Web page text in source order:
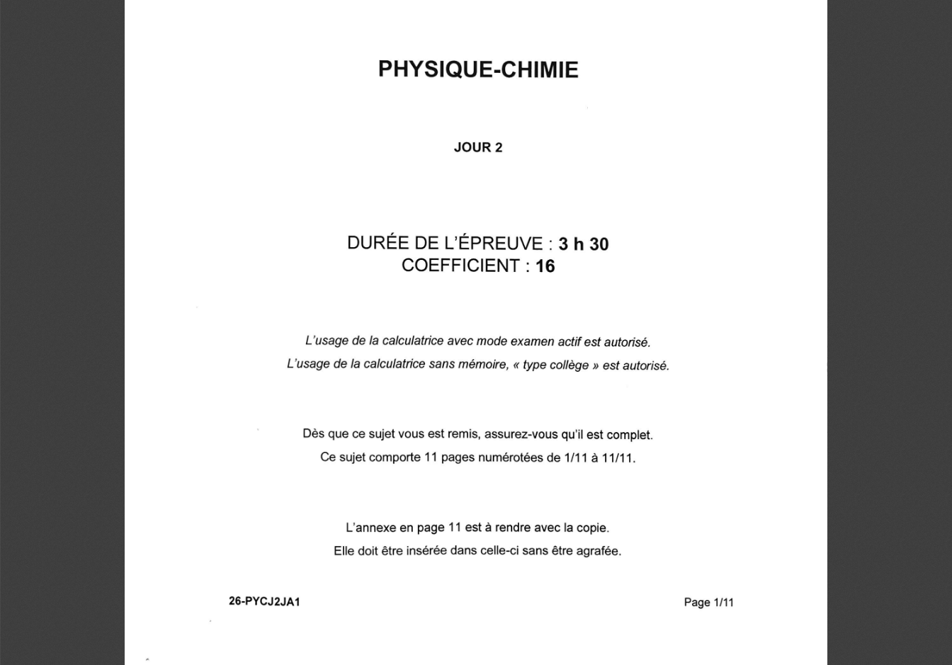
PHYSIQUE-CHIMIE
JOUR 2
DURÉE DE L'ÉPREUVE : 3 h 30
COEFFICIENT : 16
L'usage de la calculatrice avec mode examen actif est autorisé.
L'usage de la calculatrice sans mémoire, « type collège » est autorisé.
Dès que ce sujet vous est remis, assurez-vous qu'il est complet.
Ce sujet comporte 11 pages numérotées de 1/11 à 11/11.
L'annexe en page 11 est à rendre avec la copie.
Elle doit être insérée dans celle-ci sans être agrafée.
26-PYCJ2JA1 Page 1/11